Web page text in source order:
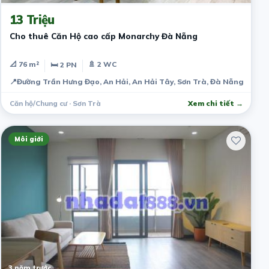
13 Triệu
Cho thuê Căn Hộ cao cấp Monarchy Đà Nẵng
📐 76 m² 🛏 2 PN
🚿 2 WC
📍Đường Trần Hưng Đạo, An Hải, An Hải Tây, Sơn Trà, Đà Nẵng,
Căn hộ/Chung cư · Sơn Trà Xem chi tiết →
Môi giới